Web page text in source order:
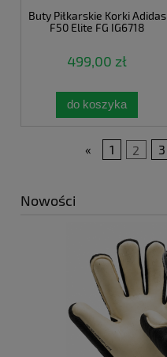
Buty Piłkarskie Korki Adidas
F50 Elite FG IG6718
499,00 zł
do koszyka
« 1 2 3
Nowości